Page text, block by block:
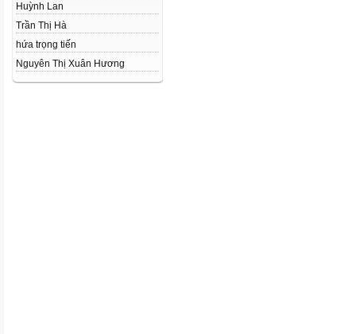
Huỳnh Lan
Trần Thị Hà
hứa trọng tiến
Nguyên Thị Xuân Hương